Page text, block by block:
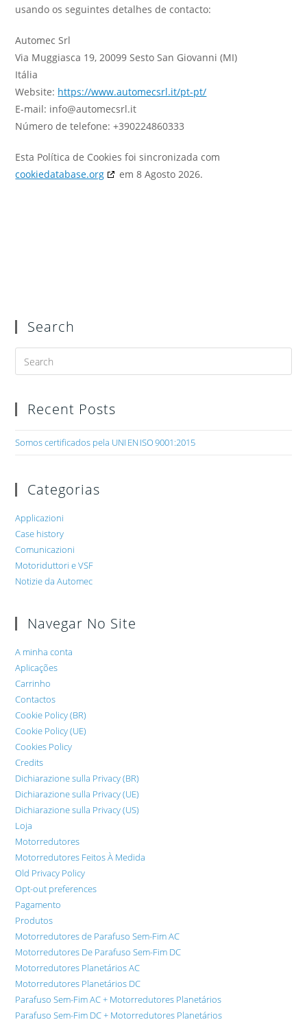
usando os seguintes detalhes de contacto:
Automec Srl
Via Muggiasca 19, 20099 Sesto San Giovanni (MI)
Itália
Website: https://www.automecsrl.it/pt-pt/
E-mail: info@automecsrl.it
Número de telefone: +390224860333
Esta Política de Cookies foi sincronizada com
cookiedatabase.org
em 8 Agosto 2026.
Search
Recent Posts
Somos certificados pela UNI EN ISO 9001:2015
Categorias
Applicazioni
Case history
Comunicazioni
Motoriduttori e VSF
Notizie da Automec
Navegar No Site
A minha conta
Aplicações
Carrinho
Contactos
Cookie Policy (BR)
Cookie Policy (UE)
Cookies Policy
Credits
Dichiarazione sulla Privacy (BR)
Dichiarazione sulla Privacy (UE)
Dichiarazione sulla Privacy (US)
Loja
Motorredutores
Motorredutores Feitos À Medida
Old Privacy Policy
Opt-out preferences
Pagamento
Produtos
Motorredutores de Parafuso Sem-Fim AC
Motorredutores De Parafuso Sem-Fim DC
Motorredutores Planetários AC
Motorredutores Planetários DC
Parafuso Sem-Fim AC + Motorredutores Planetários
Parafuso Sem-Fim DC + Motorredutores Planetários